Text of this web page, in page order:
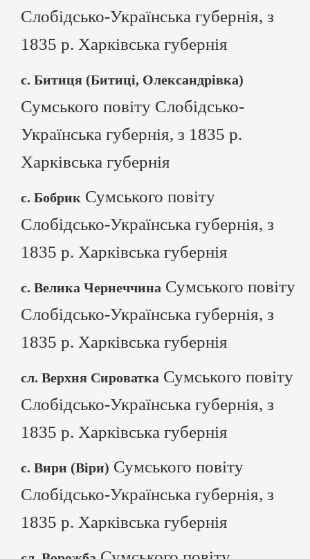
Слобідсько-Українська губернія, з
1835 р. Харківська губернія
с. Битиця (Битиці, Олександрівка)
Сумського повіту Слобідсько-
Українська губернія, з 1835 р.
Харківська губернія
с. Бобрик Сумського повіту
Слобідсько-Українська губернія, з
1835 р. Харківська губернія
с. Велика Чернеччина Сумського повіту
Слобідсько-Українська губернія, з
1835 р. Харківська губернія
сл. Верхня Сироватка Сумського повіту
Слобідсько-Українська губернія, з
1835 р. Харківська губернія
с. Вири (Віри) Сумського повіту
Слобідсько-Українська губернія, з
1835 р. Харківська губернія